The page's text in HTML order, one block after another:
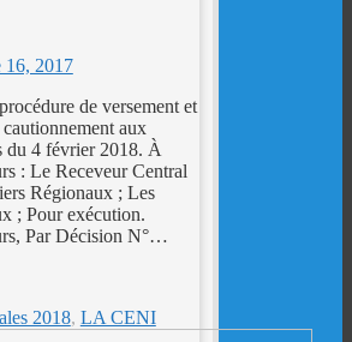
16, 2017
de versement et
aux
du 4 février 2018. À
: Le Receveur Central
Régionaux ; Les
; Pour exécution.
Par Décision N°…
2018, LA CENI